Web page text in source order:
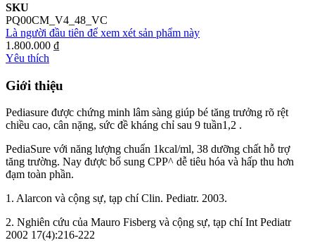
SKU
PQ00CM_V4_48_VC
Là người đầu tiên để xem xét sản phẩm này
1.800.000 ₫
Yêu thích
Giới thiệu
Pediasure được chứng minh lâm sàng giúp bé tăng trưởng rõ rệt
chiều cao, cân nặng, sức đề kháng chỉ sau 9 tuần1,2 .
PediaSure với năng lượng chuẩn 1kcal/ml, 38 dưỡng chất hỗ trợ
tăng trường. Nay được bổ sung CPP^ dễ tiêu hóa và hấp thu hơn
đạm toàn phần. ​
1. Alarcon và cộng sự, tạp chí Clin. Pediatr. 2003.
2. Nghiên cứu của Mauro Fisberg và cộng sự, tạp chí Int Pediatr
2002 17(4):216-222